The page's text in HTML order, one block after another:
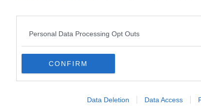
Personal Data Processing Opt Outs
CONFIRM
Data Deletion Data Access
petit nid douillet à l’intérieur immaculé et lumineux.
Menton, il vous assure une vue exceptionnelle sur la
de la grande terrasse et du magnifique panorama
ou dans la vieille ville, faîtes un arrêt dans le
une végétation luxuriante. Surprenantes